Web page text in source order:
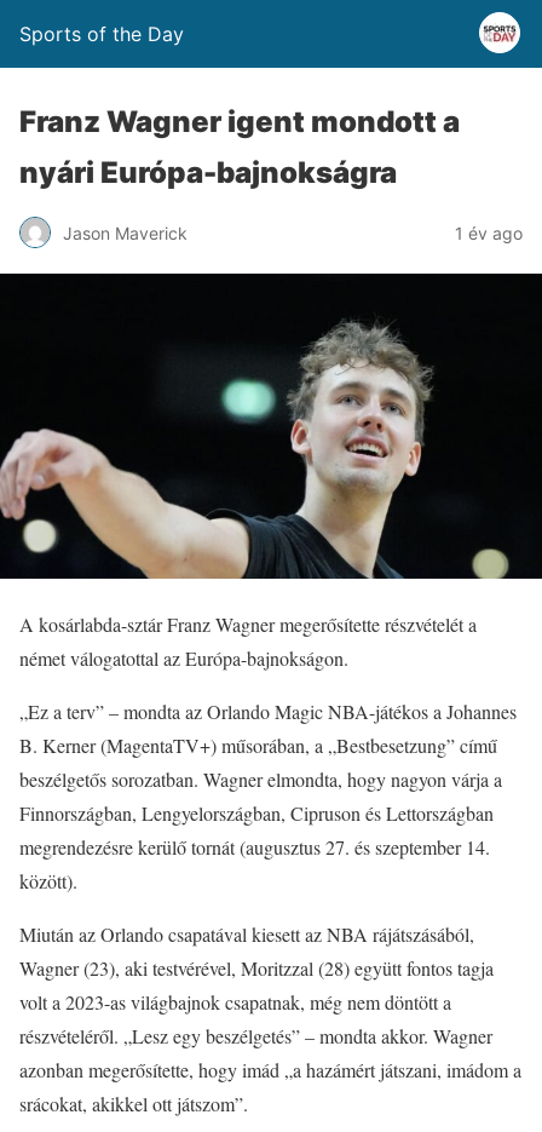
Sports of the Day
Franz Wagner igent mondott a
nyári Európa-bajnokságra
Jason Maverick 1 év ago
A kosárlabda-sztár Franz Wagner megerősítette részvételét a
német válogatottal az Európa-bajnokságon.
„Ez a terv” – mondta az Orlando Magic NBA-játékos a Johannes
B. Kerner (MagentaTV+) műsorában, a „Bestbesetzung” című
beszélgetős sorozatban. Wagner elmondta, hogy nagyon várja a
Finnországban, Lengyelországban, Cipruson és Lettországban
megrendezésre kerülő tornát (augusztus 27. és szeptember 14.
között).
Miután az Orlando csapatával kiesett az NBA rájátszásából,
Wagner (23), aki testvérével, Moritzzal (28) együtt fontos tagja
volt a 2023-as világbajnok csapatnak, még nem döntött a
részvételéről. „Lesz egy beszélgetés” – mondta akkor. Wagner
azonban megerősítette, hogy imád „a hazámért játszani, imádom a
srácokat, akikkel ott játszom”.